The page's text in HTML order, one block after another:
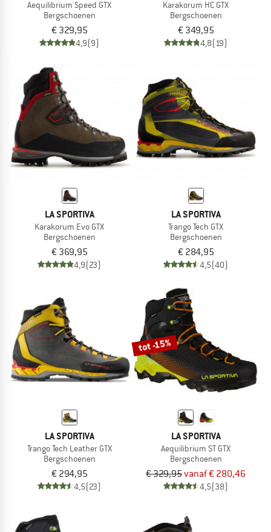
Aequilibrium Speed GTX
Bergschoenen
€ 329,95
4,9(9)
Karakorum HC GTX
Bergschoenen
€ 349,95
4,8(19)
LA SPORTIVA
Karakorum Evo GTX
Bergschoenen
€ 369,95
4,9(23)
LA SPORTIVA
Trango Tech GTX
Bergschoenen
€ 284,95
4,5(40)
LA SPORTIVA
Trango Tech Leather GTX
Bergschoenen
€ 294,95
4,5(23)
tot -15%
LA SPORTIVA
Aequilibrium ST GTX
Bergschoenen
€ 329,95vanaf € 280,46
4,5(38)